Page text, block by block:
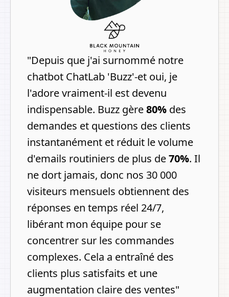
"Depuis que j'ai surnommé notre
chatbot ChatLab 'Buzz'-et oui, je
l'adore vraiment-il est devenu
indispensable. Buzz gère80% des
demandes et questions des clients
instantanément et réduit le volume
d'emails routiniers de plus de70%. Il
ne dort jamais, donc nos 30 000
visiteurs mensuels obtiennent des
réponses en temps réel 24/7,
libérant mon équipe pour se
concentrer sur les commandes
complexes. Cela a entraîné des
clients plus satisfaits et une
augmentation claire des ventes"